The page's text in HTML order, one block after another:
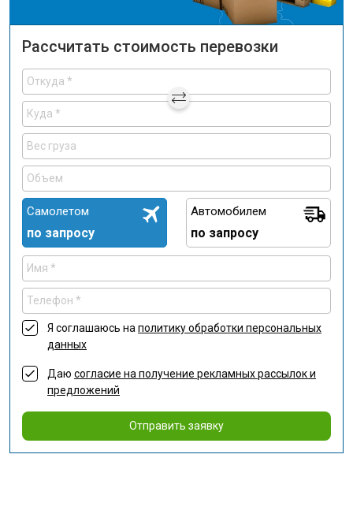
Рассчитать стоимость перевозки
Самолетом
по запросу
Автомобилем
по запросу
Я соглашаюсь наполитику обработки персональных
данных
Даю согласие на получение рекламных рассылок и
предложений
Отправить заявку